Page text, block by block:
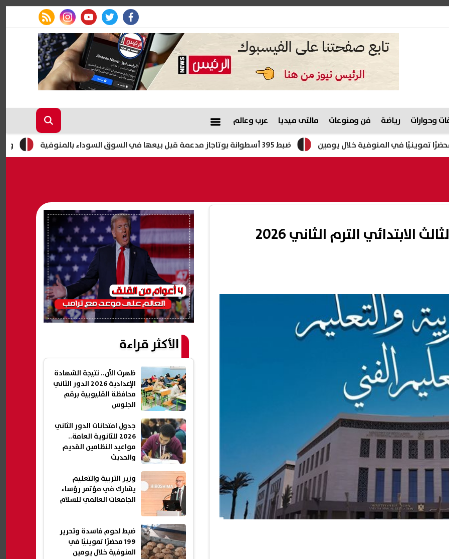
facebook
twitter
youtube
instagram
rss feed
وحوارات رياضة فن ومنوعات مالتى ميديا عرب وعالم
وزير التربية ضبط 395 أسطوانة بوتاجاز مدعمة قبل بيعها في السوق السوداء بالمنوفية
الترم الثاني 2026
الأكثر قراءة
ظهرت الآن.. نتيجة الشهادة
الإعدادية 2026 الدور الثاني
محافظة القليوبية برقم
الجلوس
جدول امتحانات الدور الثاني
2026 للثانوية العامة..
مواعيد النظامين القديم
والحديث
وزير التربية والتعليم
يشارك في مؤتمر رؤساء
الجامعات العالمي للسلام
ضبط لحوم فاسدة وتحرير
199 محضرًا تموينيًا في
المنوفية خلال يومين